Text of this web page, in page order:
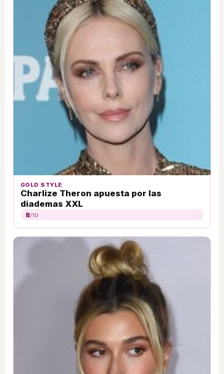
GOLD STYLE
Charlize Theron apuesta por las
diademas XXL
8/10